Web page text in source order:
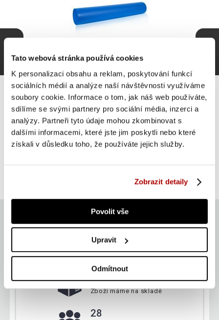
Tato webová stránka používá cookies
K personalizaci obsahu a reklam, poskytování funkcí
sociálních médií a analýze naší návštěvnosti využíváme
soubory cookie. Informace o tom, jak náš web používáte,
sdílíme se svými partnery pro sociální média, inzerci a
analýzy. Partneři tyto údaje mohou zkombinovat s
dalšími informacemi, které jste jim poskytli nebo které
získali v důsledku toho, že používáte jejich služby.
Zobrazit detaily
Povolit vše
Upravit
Odmítnout
Gorilla Sports Pilates válec 90 x 15 cm, modrá
Aktuálně
134 181 ks
Zboží máme na skladě
28